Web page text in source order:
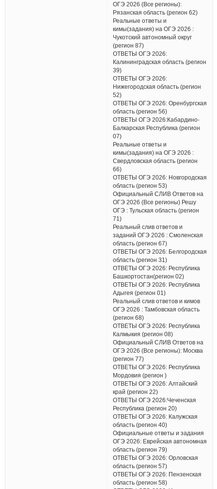
ОГЭ 2026 (Все регионы):
Рязанская область (регион 62)
Реальные ответы и
кимы(задания) на ОГЭ 2026 :
Чукотский автономный округ
(регион 87)
ОТВЕТЫ ОГЭ 2026:
Калининградская область (регион
39)
ОТВЕТЫ ОГЭ 2026:
Нижегородская область (регион
52)
ОТВЕТЫ ОГЭ 2026: Оренбургская
область (регион 56)
ОТВЕТЫ ОГЭ 2026:Кабардино-
Балкарская Республика (регион
07)
Реальные ответы и
кимы(задания) на ОГЭ 2026 :
Свердловская область (регион
66)
ОТВЕТЫ ОГЭ 2026: Новгородская
область (регион 53)
Официальный СЛИВ Ответов на
ОГЭ 2026 (Все регионы) Решу
ОГЭ : Тульская область (регион
71)
Реальный слив ответов и
заданий ОГЭ 2026 : Смоленская
область (регион 67)
ОТВЕТЫ ОГЭ 2026: Белгородская
область (регион 31)
ОТВЕТЫ ОГЭ 2026: Республика
Башкортостан(регион 02)
ОТВЕТЫ ОГЭ 2026: Республика
Адыгея (регион 01)
Реальный слив ответов и кимов
ОГЭ 2026 : Тамбовская область
(регион 68)
ОТВЕТЫ ОГЭ 2026: Республика
Калмыкия (регион 08)
Официальный СЛИВ Ответов на
ОГЭ 2026 (Все регионы): Москва
(регион 77)
ОТВЕТЫ ОГЭ 2026: Республика
Мордовия (регион )
ОТВЕТЫ ОГЭ 2026: Алтайский
край (регион 22)
ОТВЕТЫ ОГЭ 2026:Чеченская
Республика (регион 20)
ОТВЕТЫ ОГЭ 2026: Калужская
область (регион 40)
Официальные ответы и задания
ОГЭ 2026: Еврейская автономная
область (регион 79)
ОТВЕТЫ ОГЭ 2026: Орловская
область (регион 57)
ОТВЕТЫ ОГЭ 2026: Пензенская
область (регион 58)